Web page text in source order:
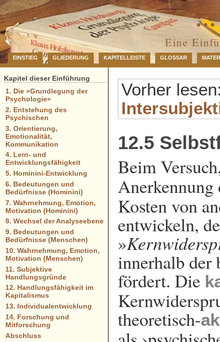
…
Eine
EINSTIEG GLIEDERUNG KAPITELLEISTE GLOSSAR
Vorher
12.5
Beim
Anerkennung
Kosten von
entwickeln,
»
innerhalb der
fördert. Die
theoretisch-
Kapitel dieser Einführung
1. Die »Grundlegung der
Psychologie«
2. Entstehung des
Psychischen
3. Orientierung,
Emotionalität,
Kommunikation
4. Lern- und
Entwicklungsfähigkeit
5. Hominini-Entwicklung
6. Bedeutungen und
Bedürfnisse (Hominini)
7. Wahrnehmung, Emotion,
Motivation (Hominini)
8. Wechsel der Analyseebene
9. Bedeutungen und
Bedürfnisse (Menschen)
10. Wahrnehmung, Emotion,
Motivation (Menschen)
11. Subjektive
Handlungsgründe
12. Handlungsfähigkeit im
Kapitalismus
13. Individualentwicklung
14. Forschung und
Mitforschung
Abschluss